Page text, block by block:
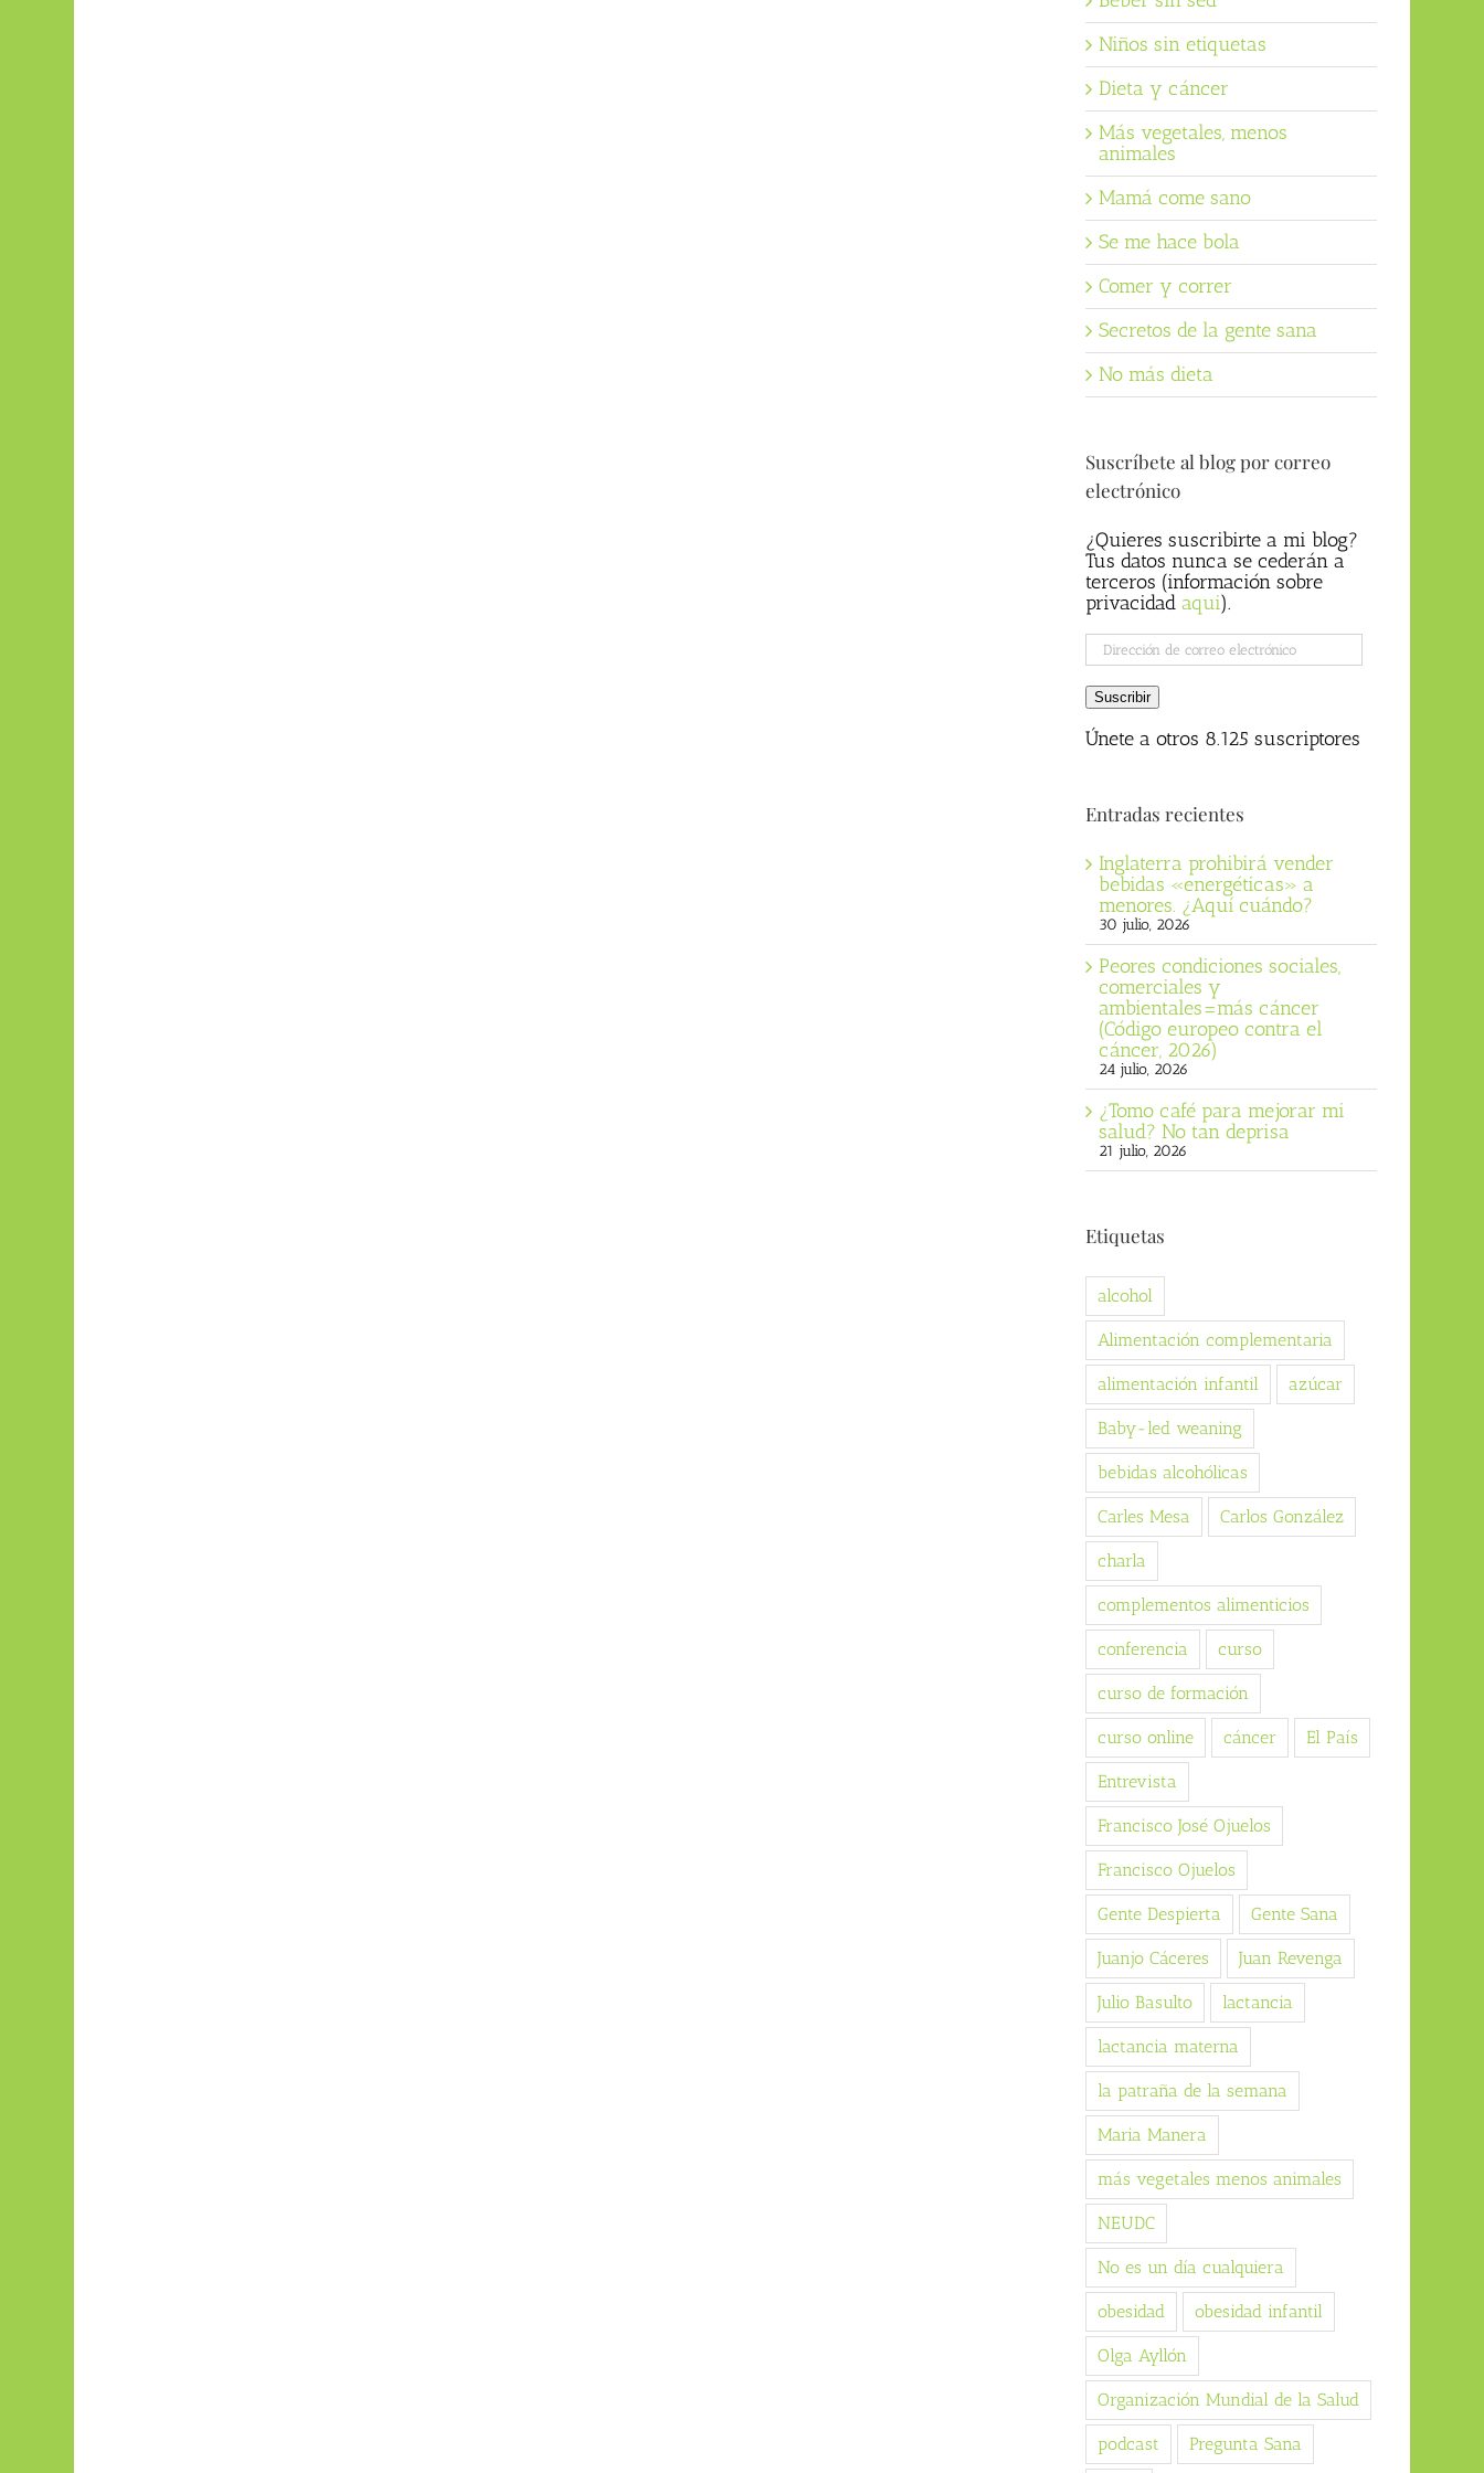
Niños sin etiquetas
Dieta y cáncer
Más vegetales, menos
animales
Mamá come sano
Se me hace bola
Comer y correr
Secretos de la gente sana
No más dieta
Suscríbete al blog por correo
electrónico
¿Quieres suscribirte a mi blog?
Tus datos nunca se cederán a
terceros (información sobre
privacidad aqui).
Dirección
de
correo
electrónico
Suscribir
Únete a otros 8.125 suscriptores
Entradas recientes
Inglaterra prohibirá vender
bebidas «energéticas» a
menores. ¿Aquí cuándo?
30 julio, 2026
Peores condiciones sociales,
comerciales y
ambientales=más cáncer
(Código europeo contra el
cáncer, 2026)
24 julio, 2026
¿Tomo café para mejorar mi
salud? No tan deprisa
21 julio, 2026
Etiquetas
alcohol
Alimentación complementaria
alimentación infantil azúcar
Baby-led weaning
bebidas alcohólicas
Carles Mesa Carlos González
charla
complementos alimenticios
conferencia curso
curso de formación
curso online cáncer El País
Entrevista
Francisco José Ojuelos
Francisco Ojuelos
Gente Despierta Gente Sana
Juanjo Cáceres Juan Revenga
Julio Basulto lactancia
lactancia materna
la patraña de la semana
Maria Manera
más vegetales menos animales
NEUDC
No es un día cualquiera
obesidad obesidad infantil
Olga Ayllón
Organización Mundial de la Salud
podcast Pregunta Sana